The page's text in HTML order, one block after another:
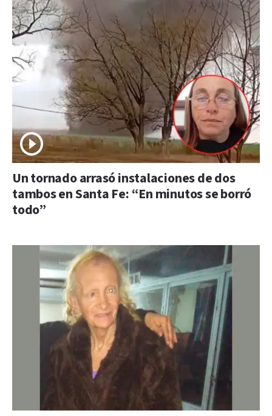
Un tornado arrasó instalaciones de dos
tambos en Santa Fe: “En minutos se borró
todo”